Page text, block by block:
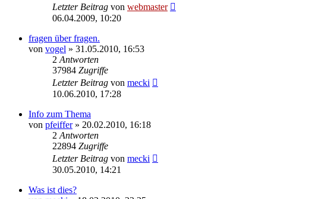
Letzter Beitrag von webmaster
06.04.2009, 10:20
fragen über fragen.
von vogel » 31.05.2010, 16:53
2 Antworten
37984 Zugriffe
Letzter Beitrag von mecki
10.06.2010, 17:28
Info zum Thema
von pfeiffer» 20.02.2010, 16:18
2 Antworten
22894 Zugriffe
Letzter Beitrag von mecki
30.05.2010, 14:21
Was ist dies?